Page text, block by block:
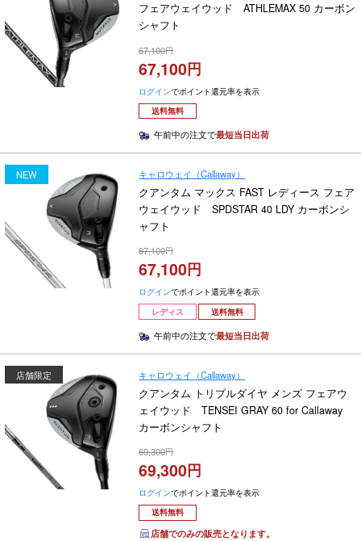
フェアウェイウッド ATHLEMAX 50 カーボン
シャフト
67,100
67,100
ログインでポイント還元率を表示
送料無料
午前中の注文で最短当日出荷
NEW キャロウェイ（Callaway）
クアンタム マックス FAST レディース フェア
ウェイウッド SPDSTAR 40 LDY カーボンシ
ャフト
67,100
67,100
ログインでポイント還元率を表示
レディス
送料無料
午前中の注文で最短当日出荷
店舗限定 キャロウェイ（Callaway）
クアンタム トリプルダイヤ メンズ フェアウ
ェイウッド TENSEI GRAY 60 for Callaway
カーボンシャフト
69,300
69,300
ログインでポイント還元率を表示
送料無料
店舗でのみの販売となります。